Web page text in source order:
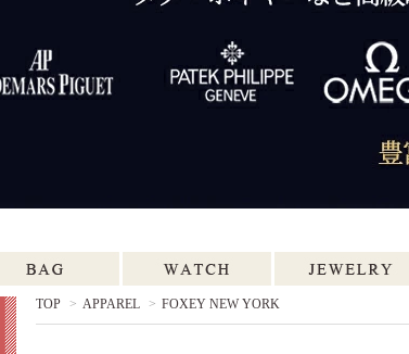
TOP > APPAREL > FOXEY NEW YORK